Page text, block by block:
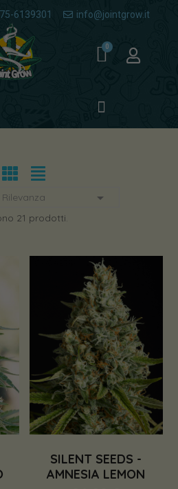
6139301 info@jointgrow.it
Rilevanza 
21 prodotti.
SILENT SEEDS -
AMNESIA LEMON